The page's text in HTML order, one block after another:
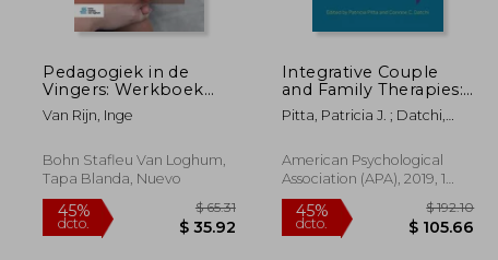
$ 21.50 dcto. $ 84.13
40%
dcto.
Pedagogiek in de
Vingers: Werkboek
Pedagogische
Begeleiding in de
Van Rijn, Inge
Bohn Stafleu Van Loghum,
Tapa Blanda, Nuevo
Integrative Couple
and Family Therapies:
Treatment Models for
Complex Clinical
Pitta, Patricia J. ; Datchi,
American Psychological
Association (APA), 2019, 1
Edición, Tapa Dura, Nuevo